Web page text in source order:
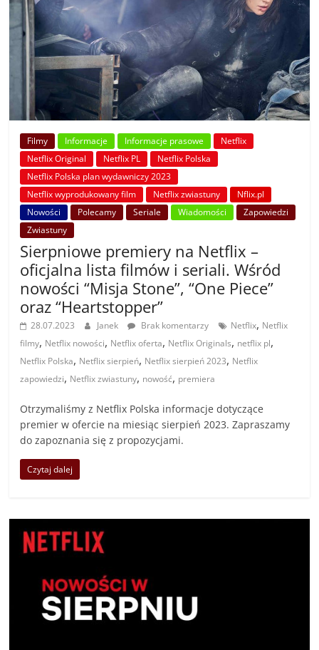
Filmy Informacje Informacje prasowe
Netflix
Netflix Original
Netflix PL
Netflix Polska
Netflix Polska plan wydawniczy 2023
Netflix wyprodukowany film
Netflix zwiastuny
Nflix.pl
Nowości
Polecamy Seriale Wiadomości
Zapowiedzi
Zwiastuny
Sierpniowe premiery na Netflix –
oficjalna lista filmów i seriali. Wśród
nowości “Misja Stone”, “One Piece”
oraz “Heartstopper”
28.07.2023 Janek Brak komentarzy Netflix, Netflix
filmy, Netflix nowości, Netflix oferta, Netflix Originals, netflix pl,
Netflix Polska, Netflix sierpień, Netflix sierpień 2023, Netflix
zapowiedzi, Netflix zwiastuny, nowość, premiera
Otrzymaliśmy z Netflix Polska informacje dotyczące
premier w ofercie na miesiąc sierpień 2023. Zapraszamy
do zapoznania się z propozycjami.
Czytaj dalej